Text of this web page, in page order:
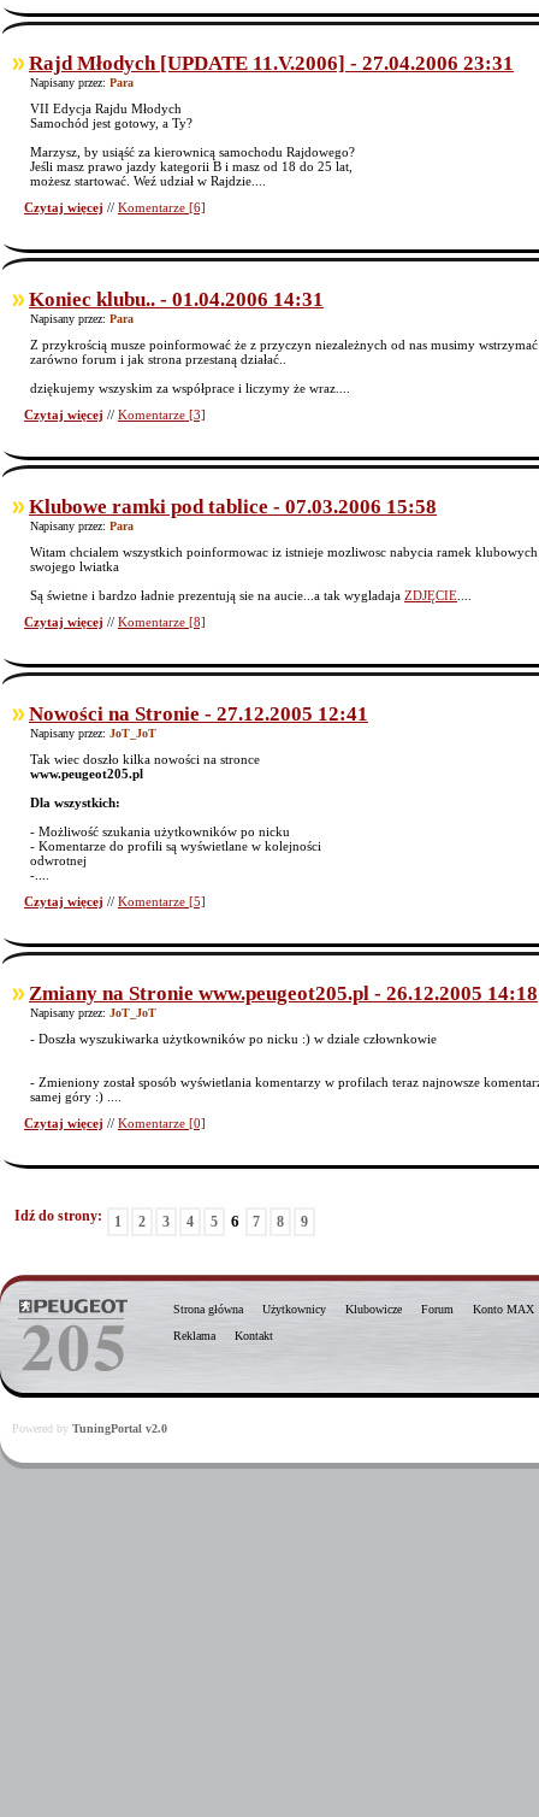
Rajd Młodych [UPDATE 11.V.2006] - 27.04.2006 23:31
Napisany przez: Para
VII Edycja Rajdu Młodych
Samochód jest gotowy, a Ty?
Marzysz, by usiąść za kierownicą samochodu Rajdowego?
Jeśli masz prawo jazdy kategorii B i masz od 18 do 25 lat,
możesz startować. Weź udział w Rajdzie....
Czytaj więcej // Komentarze [6]
Koniec klubu.. - 01.04.2006 14:31
Napisany przez: Para
Z przykrością musze poinformować że z przyczyn niezależnych od nas musimy
zarówno forum i jak strona przestaną działać..
dziękujemy wszyskim za współprace i liczymy że wraz....
Czytaj więcej // Komentarze [3]
Klubowe ramki pod tablice - 07.03.2006 15:58
Napisany przez: Para
Witam chcialem wszystkich poinformowac iz istnieje mozliwosc nabycia ramek
swojego lwiatka
Są świetne i bardzo ładnie prezentują sie na aucie...a tak wygladaja ZDJĘCIE
Czytaj więcej // Komentarze [8]
Nowości na Stronie - 27.12.2005 12:41
Napisany przez: JoT_JoT
Tak wiec doszło kilka nowości na stronce
www.peugeot205.pl
Dla wszystkich:
- Możliwość szukania użytkowników po nicku
- Komentarze do profili są wyświetlane w kolejności
odwrotnej
-....
Czytaj więcej // Komentarze [5]
Zmiany na Stronie www.peugeot205.pl - 26.12.2005 14:18
Napisany przez: JoT_JoT
- Doszła wyszukiwarka użytkowników po nicku :) w dziale człownkowie
- Zmieniony został sposób wyświetlania komentarzy w profilach teraz najnowsze
samej góry :) ....
Czytaj więcej // Komentarze [0]
Idź do strony: 1 2 3 4 5 6 7 8 9
Strona główna Użytkownicy Klubowicze Forum
Konto MAX
Reklama
Kontakt
Powered by TuningPortal v2.0